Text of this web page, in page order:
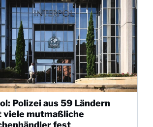
Polizei aus 59 Ländern
viele mutmaßliche
fest